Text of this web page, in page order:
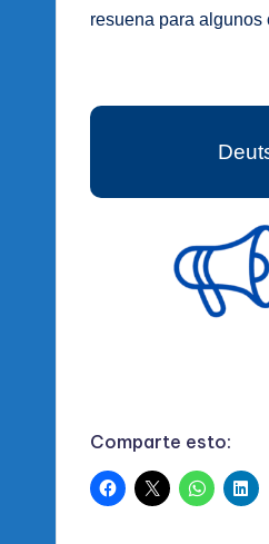
resuena para algunos
Comparte esto: